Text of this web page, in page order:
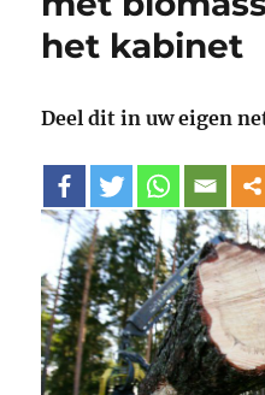
het kabinet
Deel dit in uw eigen